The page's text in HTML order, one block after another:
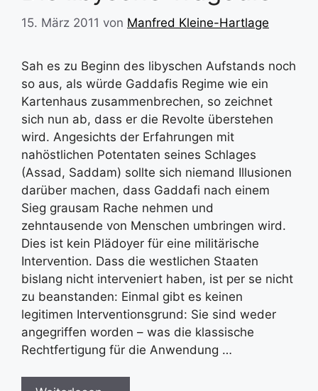
15. März 2011 von Manfred Kleine-Hartlage
Sah es zu Beginn des libyschen Aufstands noch
so aus, als würde Gaddafis Regime wie ein
Kartenhaus zusammenbrechen, so zeichnet
sich nun ab, dass er die Revolte überstehen
wird. Angesichts der Erfahrungen mit
nahöstlichen Potentaten seines Schlages
(Assad, Saddam) sollte sich niemand Illusionen
darüber machen, dass Gaddafi nach einem
Sieg grausam Rache nehmen und
zehntausende von Menschen umbringen wird.
Dies ist kein Plädoyer für eine militärische
Intervention. Dass die westlichen Staaten
bislang nicht interveniert haben, ist per se nicht
zu beanstanden: Einmal gibt es keinen
legitimen Interventionsgrund: Sie sind weder
angegriffen worden – was die klassische
Rechtfertigung für die Anwendung …